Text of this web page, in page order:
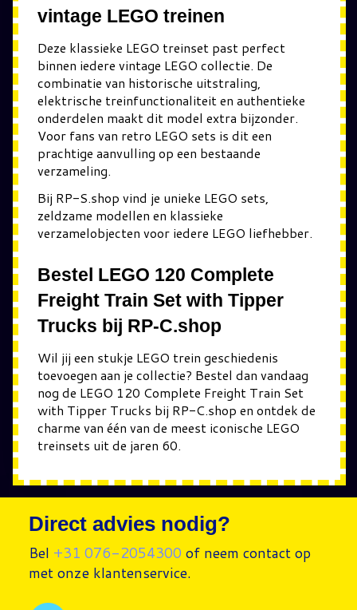
vintage LEGO treinen
Deze klassieke LEGO treinset past perfect
binnen iedere vintage LEGO collectie. De
combinatie van historische uitstraling,
elektrische treinfunctionaliteit en authentieke
onderdelen maakt dit model extra bijzonder.
Voor fans van retro LEGO sets is dit een
prachtige aanvulling op een bestaande
verzameling.
Bij RP-S.shop vind je unieke LEGO sets,
zeldzame modellen en klassieke
verzamelobjecten voor iedere LEGO liefhebber.
Bestel LEGO 120 Complete
Freight Train Set with Tipper
Trucks bij RP-C.shop
Wil jij een stukje LEGO trein geschiedenis
toevoegen aan je collectie? Bestel dan vandaag
nog de LEGO 120 Complete Freight Train Set
with Tipper Trucks bij RP-C.shop en ontdek de
charme van één van de meest iconische LEGO
treinsets uit de jaren 60.
Direct advies nodig?
Bel +31 076-2054300 of neem contact op
met onze klantenservice.